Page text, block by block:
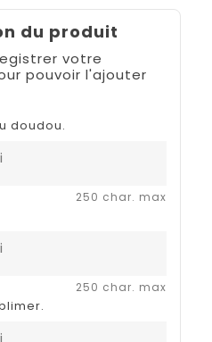
du produit
votre
pouvoir l'ajouter
doudou.
250 char. max
250 char. max